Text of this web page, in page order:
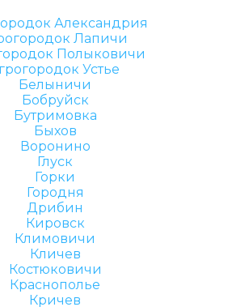
Александрия
Лапичи
Полыковичи
Устье
Белыничи
Бобруйск
Бутримовка
Быхов
Воронино
Глуск
Горки
Городня
Дрибин
Кировск
Климовичи
Кличев
Костюковичи
Краснополье
Кричев